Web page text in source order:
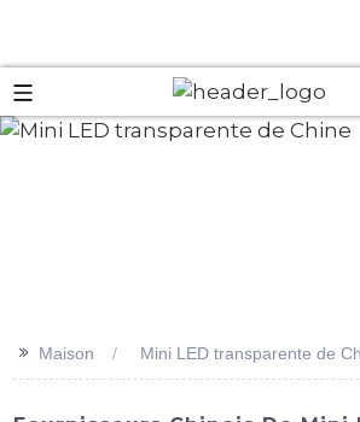
>> Maison Mini LED transparente de